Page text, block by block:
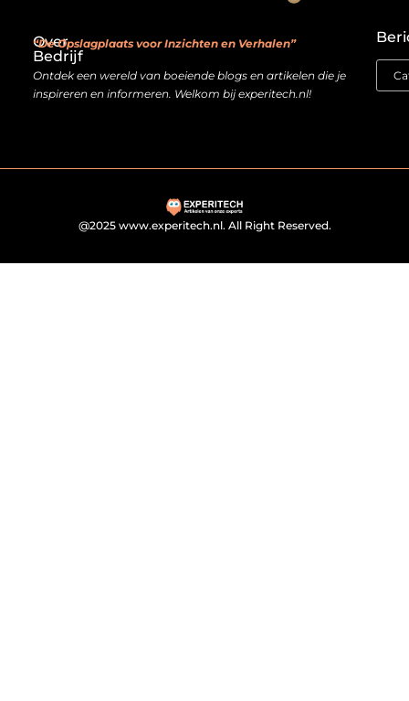
Over
Bedrijf
“De Opslagplaats voor Inzichten en Verhalen”
Ontdek een wereld van boeiende blogs en artikelen die je
inspireren en informeren. Welkom bij experitech.nl!
@2025 www.experitech.nl. All Right Reserved.